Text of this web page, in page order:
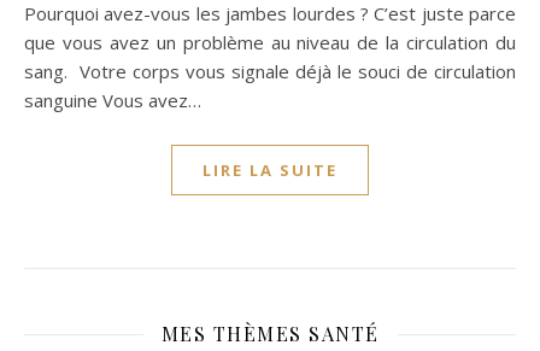
Pourquoi avez-vous les jambes lourdes ? C’est juste parce
que vous avez un problème au niveau de la circulation du
sang. Votre corps vous signale déjà le souci de circulation
sanguine Vous avez…
LIRE LA SUITE
MES THÈMES SANTÉ